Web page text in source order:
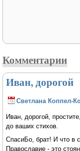
Комментарии
Иван, дорогой
Светлана Коппел-
Иван, дорогой,
до ваших стихов.
СпасиБо, брат! И что в
Православие - это